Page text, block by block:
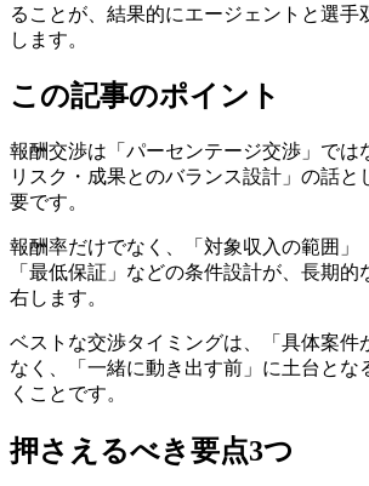
ることが、結果的にエージェントと選手
します。
この記事のポイント
報酬交渉は「パーセンテージ交渉」では
リスク・成果とのバランス設計」の話と
要です。
報酬率だけでなく、「対象収入の範囲」
「最低保証」などの条件設計が、長期
右します。
ベストな交渉タイミングは、「具体案件
なく、「一緒に動き出す前」に土台とな
くことです。
押さえるべき要点3つ